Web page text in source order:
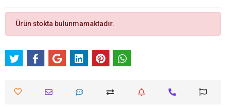
Ürün stokta bulunmamaktadır.